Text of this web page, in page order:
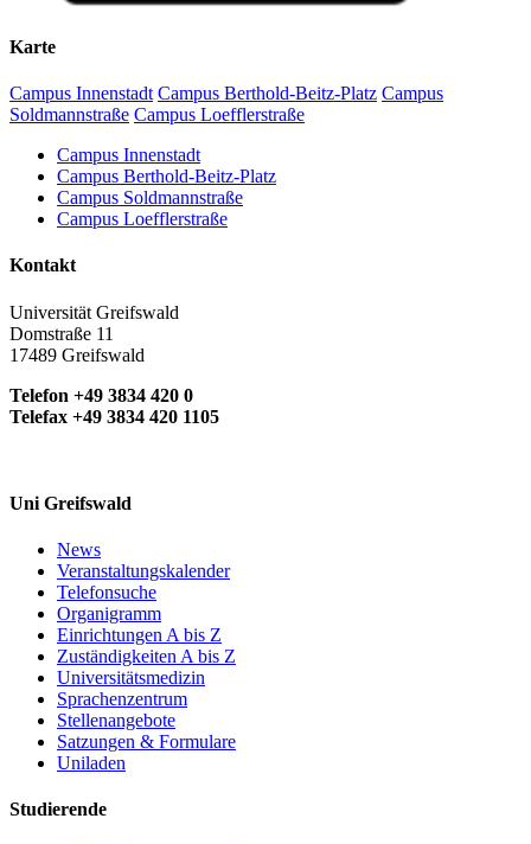
Karte
Campus Innenstadt Campus Berthold-Beitz-Platz Campus
Soldmannstraße Campus Loefflerstraße
Campus Innenstadt
Campus Berthold-Beitz-Platz
Campus Soldmannstraße
Campus Loefflerstraße
Kontakt
Universität Greifswald
Domstraße 11
17489 Greifswald
Telefon +49 3834 420 0
Telefax +49 3834 420 1105
Uni Greifswald
News
Veranstaltungskalender
Telefonsuche
Organigramm
Einrichtungen A bis Z
Zuständigkeiten A bis Z
Universitätsmedizin
Sprachenzentrum
Stellenangebote
Satzungen & Formulare
Uniladen
Studierende